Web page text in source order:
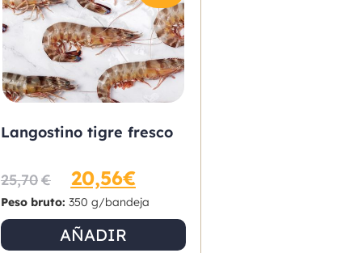
Langostino tigre fresco
25,70€ 20,56€
Peso bruto: 350 g/bandeja
AÑADIR